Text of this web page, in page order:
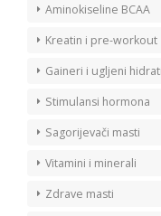
Aminokiseline BCAA
Kreatin i pre-workout
Gaineri i ugljeni hidrati
Stimulansi hormona
Sagorijevači masti
Vitamini i minerali
Zdrave masti